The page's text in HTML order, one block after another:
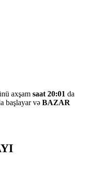
axşam saat 20:01 da
başlayar və BAZAR